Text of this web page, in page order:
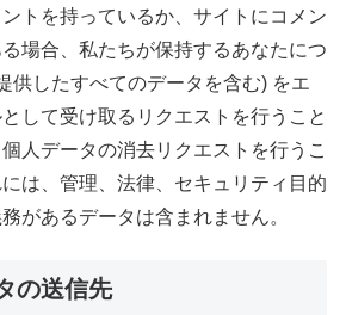
トを持っているか、サイトにコメン
場合、私たちが保持するあなたにつ
供したすべてのデータを含む) をエ
して受け取るリクエストを行うこと
人データの消去リクエストを行うこ
は、管理、法律、セキュリティ目的
があるデータは含まれません。
の送信先